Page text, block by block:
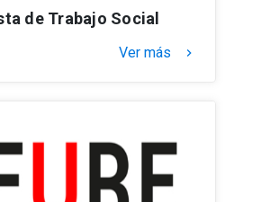
de Trabajo Social
Ver más keyboard_arrow_right